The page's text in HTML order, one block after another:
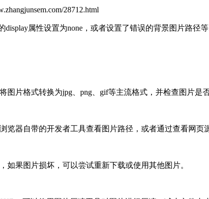
28712.html
属性设置为none，或者设置了错误的背景图片路径等
片格式转换为jpg、png、gif等主流格式，并检查图片是
器自带的开发者工具查看图片路径，或者通过查看网页
果图片损坏，可以尝试重新下载或使用其他图片。